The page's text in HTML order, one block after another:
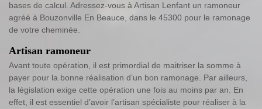
bases de calcul. Adressez-vous à Artisan Lenfant un ramoneur
agréé à Bouzonville En Beauce, dans le 45300 pour le ramonage
de votre cheminée.
Artisan ramoneur
Avant toute opération, il est primordial de maitriser la somme à
payer pour la bonne réalisation d’un bon ramonage. Par ailleurs,
la législation exige cette opération une fois au moins par an. En
effet, il est essentiel d’avoir l’artisan spécialiste pour réaliser à la